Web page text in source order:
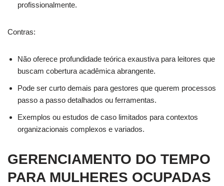
profissionalmente.
Contras:
Não oferece profundidade teórica exaustiva para leitores que
buscam cobertura acadêmica abrangente.
Pode ser curto demais para gestores que querem processos
passo a passo detalhados ou ferramentas.
Exemplos ou estudos de caso limitados para contextos
organizacionais complexos e variados.
GERENCIAMENTO DO TEMPO
PARA MULHERES OCUPADAS